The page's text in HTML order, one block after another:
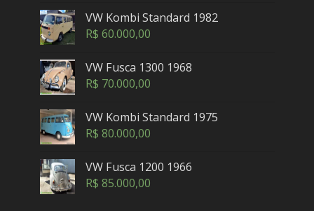
VW Kombi Standard 1982
R$ 60.000,00
VW Fusca 1300 1968
R$ 70.000,00
VW Kombi Standard 1975
R$ 80.000,00
VW Fusca 1200 1966
R$ 85.000,00